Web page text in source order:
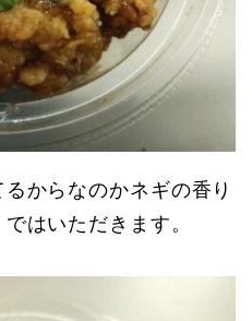
からなのかネギの香り
はいただきます。